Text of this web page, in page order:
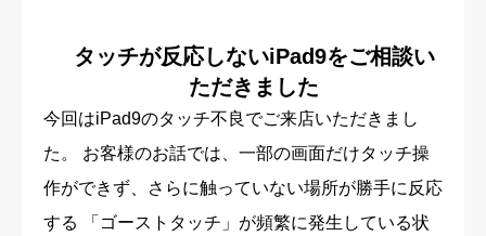
タッチが反応しないiPad9をご相談い
ただきました
今回はiPad9のタッチ不良でご来店いただきまし
た。 お客様のお話では、一部の画面だけタッチ操
作ができず、さらに触っていない場所が勝手に反応
する 「ゴーストタッチ」が頻繁に発生している状